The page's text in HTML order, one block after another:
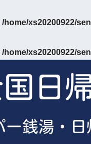
/home/xs20200922/
/home/xs20200922/